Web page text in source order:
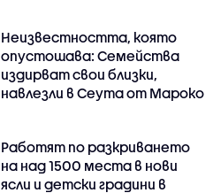
Неизвестността, която
опустошава: Семейства
издирват свои близки,
навлезли в Сеута от Мароко
Работят по разкриването
на над 1500 места в нови
ясли и детски градини в